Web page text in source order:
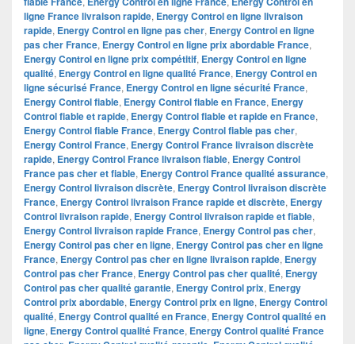
ligne France livraison rapide, Energy Control en ligne livraison
rapide, Energy Control en ligne pas cher, Energy Control en ligne
pas cher France, Energy Control en ligne prix abordable France,
Energy Control en ligne prix compétitif, Energy Control en ligne
qualité, Energy Control en ligne qualité France, Energy Control en
ligne sécurisé France, Energy Control en ligne sécurité France,
Energy Control fiable, Energy Control fiable en France, Energy
Control fiable et rapide, Energy Control fiable et rapide en France,
Energy Control fiable France, Energy Control fiable pas cher,
Energy Control France, Energy Control France livraison discrète
rapide, Energy Control France livraison fiable, Energy Control
France pas cher et fiable, Energy Control France qualité assurance,
Energy Control livraison discrète, Energy Control livraison discrète
France, Energy Control livraison France rapide et discrète, Energy
Control livraison rapide, Energy Control livraison rapide et fiable,
Energy Control livraison rapide France, Energy Control pas cher,
Energy Control pas cher en ligne, Energy Control pas cher en ligne
France, Energy Control pas cher en ligne livraison rapide, Energy
Control pas cher France, Energy Control pas cher qualité, Energy
Control pas cher qualité garantie, Energy Control prix, Energy
Control prix abordable, Energy Control prix en ligne, Energy Control
qualité, Energy Control qualité en France, Energy Control qualité en
ligne, Energy Control qualité France, Energy Control qualité France